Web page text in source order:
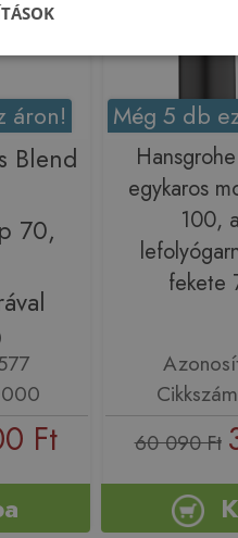
áron!
Blend
70,
Ft
Még 5 db
egykaros
100,
fekete
60 090 Ft